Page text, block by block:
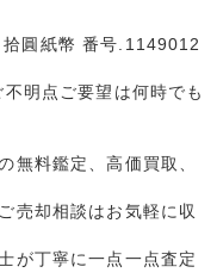
圓紙幣 番号.1149012
明点ご要望は何時でも
無料鑑定、高価買取、
売却相談はお気軽に収
が丁寧に一点一点査定